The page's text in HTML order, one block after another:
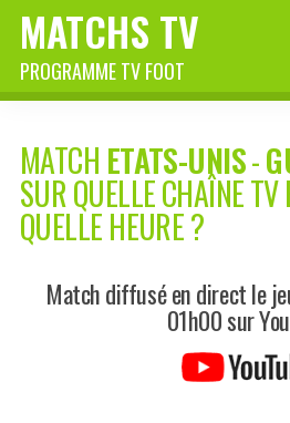
MATCHS TV
PROGRAMME TV FOOT
MATCH ETATS-UNIS-
SUR QUELLE CHAÎNE TV
QUELLE HEURE ?
Match diffusé en direct le
01h00 sur